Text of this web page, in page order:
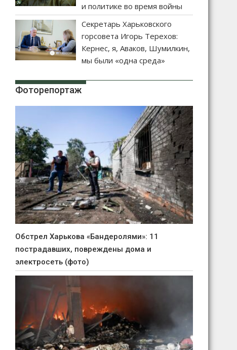
и политике во время войны
Секретарь Харьковского
горсовета Игорь Терехов:
Кернес, я, Аваков, Шумилкин,
мы были «одна среда»
Фоторепортаж
Обстрел Харькова «Бандеролями»: 11
пострадавших, повреждены дома и
электросеть (фото)